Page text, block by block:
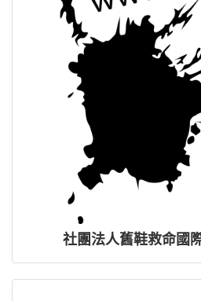
社團法人舊鞋救命國